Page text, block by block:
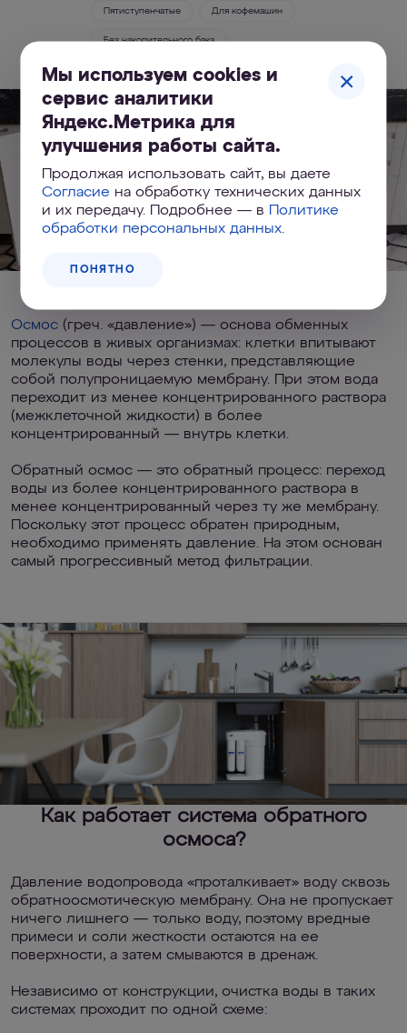
Пятиступенчатые Для кофемашин
Без накопительного бака
Осмос (греч. «давление») — основа обменных
процессов в живых организмах: клетки впитывают
молекулы воды через стенки, представляющие
собой полупроницаемую мембрану. При этом вода
переходит из менее концентрированного раствора
(межклеточной жидкости) в более
концентрированный — внутрь клетки.
Обратный осмос — это обратный процесс: переход
воды из более концентрированного раствора в
менее концентрированный через ту же мембрану.
Поскольку этот процесс обратен природным,
необходимо применять давление. На этом основан
самый прогрессивный метод фильтрации.
Как работает система обратного
осмоса?
Давление водопровода «проталкивает» воду сквозь
обратноосмотическую мембрану. Она не пропускает
ничего лишнего — только воду, поэтому вредные
примеси и соли жесткости остаются на ее
поверхности, а затем смываются в дренаж.
Независимо от конструкции, очистка воды в таких
системах проходит по одной схеме:
Мы используем cookies и
сервис аналитики
Яндекс.Метрика для
улучшения работы сайта.
Продолжая использовать сайт, вы даете
Согласие на обработку технических данных
и их передачу. Подробнее — в Политике
обработки персональных данных
ПОНЯТНО